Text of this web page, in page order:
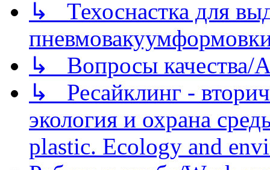
↳ Техоснастка для
↳ Вопросы качества/
↳ Ресайклинг -
экология и охрана
plastic. Ecology and